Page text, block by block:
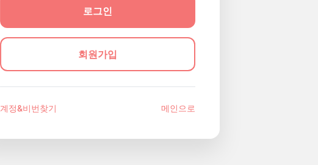
회원가입
계정&비번찾기 메인으로